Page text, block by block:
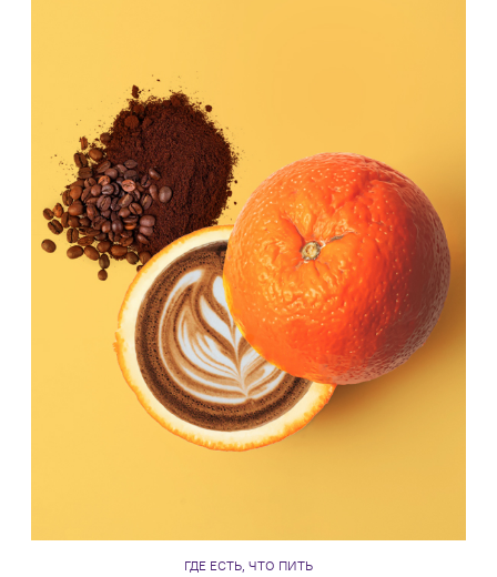
ГДЕ ЕСТЬ, ЧТО ПИТЬ